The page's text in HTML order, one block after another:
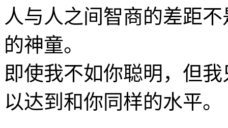
人与人之间智商的差距
的神童。
即使我不如你聪明，但
以达到和你同样的水平。